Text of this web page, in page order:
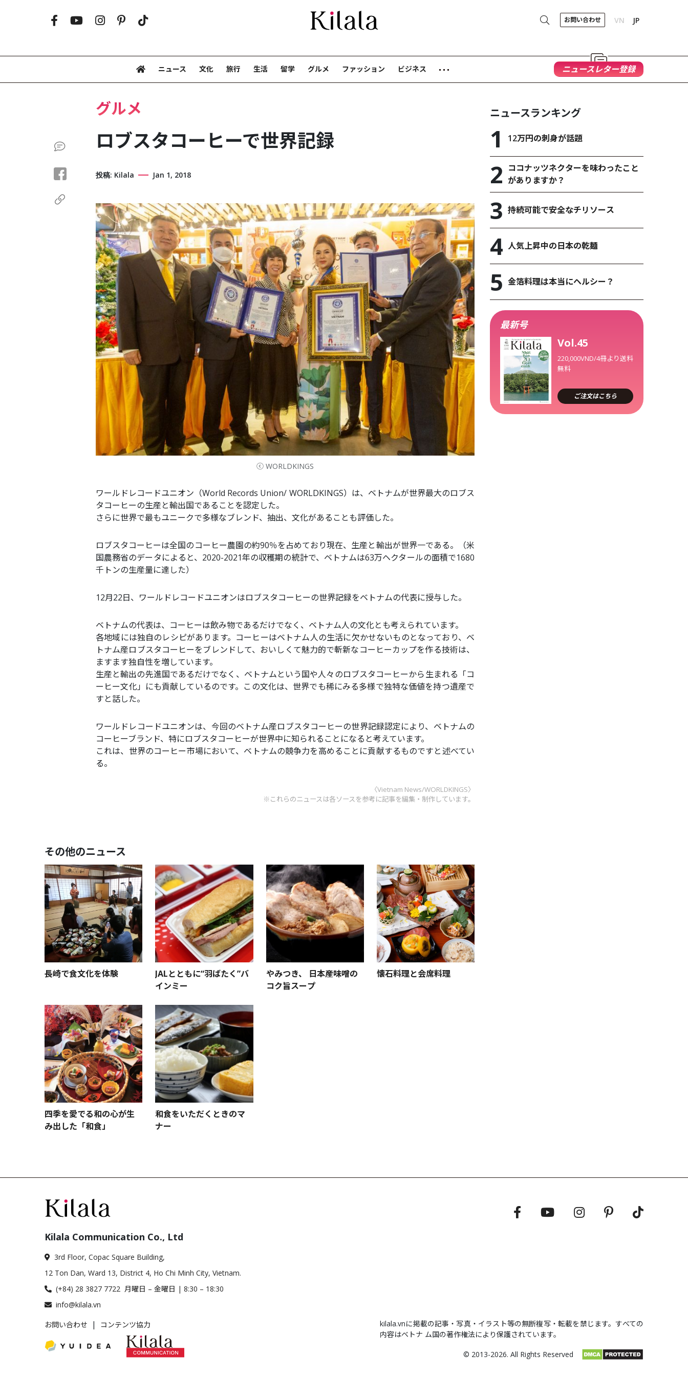
お問い合わせ VN JP
文化 旅行 生活 留学 グルメ ファッション ビジネス
ニュース ニュースレター登録
グルメ
ロブスタコーヒーで世界記録
投稿: Kilala Jan 1, 2018
ⓒ WORLDKINGS
ワールドレコードユニオン（World Records Union/ WORLDKINGS）は、ベトナムが世界最大のロブス
タコーヒーの生産と輸出国であることを認定した。
さらに世界で最もユニークで多様なブレンド、抽出、文化があることも評価した。
ロブスタコーヒーは全国のコーヒー農園の約90％を占めており現在、生産と輸出が世界一である。（米
国農務省のデータによると、2020-2021年の収穫期の統計で、ベトナムは63万ヘクタールの面積で1680
千トンの生産量に達した）
12月22日、ワールドレコードユニオンはロブスタコーヒーの世界記録をベトナムの代表に授与した。
ベトナムの代表は、コーヒーは飲み物であるだけでなく、ベトナム人の文化とも考えられています。
各地域には独自のレシピがあります。コーヒーはベトナム人の生活に欠かせないものとなっており、ベ
トナム産ロブスタコーヒーをブレンドして、おいしくて魅力的で斬新なコーヒーカップを作る技術は、
ますます独自性を増しています。
生産と輸出の先進国であるだけでなく、ベトナムという国や人々のロブスタコーヒーから生まれる「コ
ーヒー文化」にも貢献しているのです。この文化は、世界でも稀にみる多様で独特な価値を持つ遺産で
すと話した。
ワールドレコードユニオンは、今回のベトナム産ロブスタコーヒーの世界記録認定により、ベトナムの
コーヒーブランド、特にロブスタコーヒーが世界中に知られることになると考えています。
これは、世界のコーヒー市場において、ベトナムの競争力を高めることに貢献するものですと述べてい
る。
〈Vietnam News/WORLDKINGS〉
※これらのニュースは各ソースを参考に記事を編集・制作しています。
その他のニュース
長崎で食文化を体験
JALとともに“羽ばたく”バ
インミー
やみつき、 日本産味噌の
コク旨スープ
懐石料理と会席料理
四季を愛でる和の心が生
み出した「和食」
和食をいただくときのマ
ナー
ニュースランキング
12万円の刺身が話題
ココナッツネクターを味わったこと
がありますか？
持続可能で安全なチリソース
人気上昇中の日本の乾麺
金箔料理は本当にヘルシー？
最新号
Vol.45
220,000VND/4冊より送料
無料
ご注文はこちら
Kilala Communication Co., Ltd
3rd Floor, Copac Square Building,
12 Ton Dan, Ward 13, District 4, Ho Chi Minh City, Vietnam.
(+84) 28 3827 7722 月曜日 – 金曜日 | 8:30 – 18:30
info@kilala.vn
お問い合わせ | コンテンツ協力
kilala.vnに掲載の記事・写真・イラスト等の無断複写・転載を禁じます。すべての
内容はベトナ ム国の著作権法により保護されています。
© 2013-2026. All Rights Reserved